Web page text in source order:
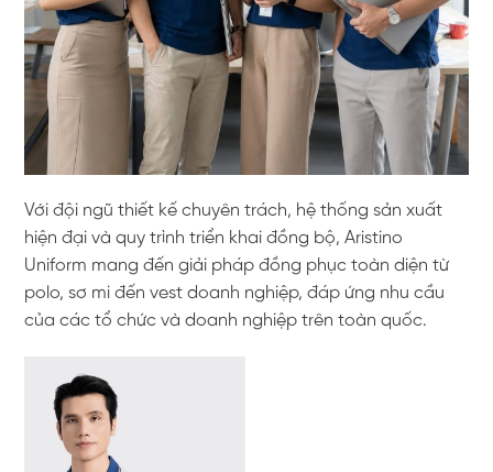
Với đội ngũ thiết kế chuyên trách, hệ thống sản xuất
hiện đại và quy trình triển khai đồng bộ, Aristino
Uniform mang đến giải pháp đồng phục toàn diện từ
polo, sơ mi đến vest doanh nghiệp, đáp ứng nhu cầu
của các tổ chức và doanh nghiệp trên toàn quốc.